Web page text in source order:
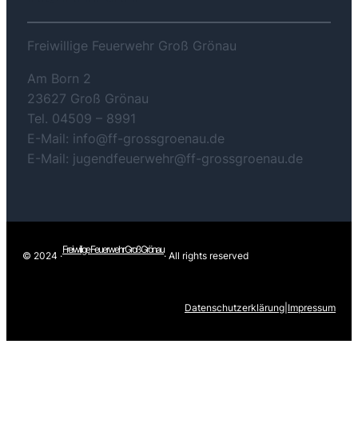
Freiwillige Feuerwehr Groß Grönau
Am Born 2
23627 Groß Grönau
Tel. 04509 – 8991
E-Mail: info@ff-grossgroenau.de
E-Mail: jugendfeuerwehr@ff-grossgroenau.de
© 2024 ·
Freiwilige Feuerwehr Groß Grönau
· All rights reserved
Datenschutzerklärung Impressum